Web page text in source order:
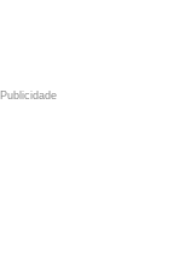
Publicidade